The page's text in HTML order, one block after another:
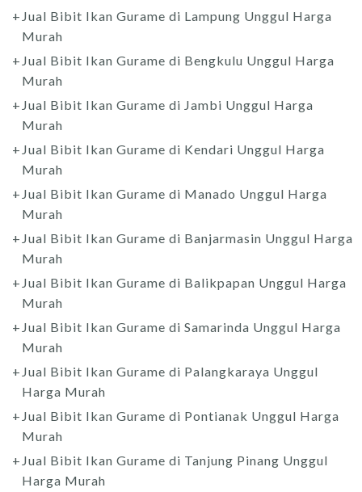
Jual Bibit Ikan Gurame di Lampung Unggul Harga
Murah
Jual Bibit Ikan Gurame di Bengkulu Unggul Harga
Murah
Jual Bibit Ikan Gurame di Jambi Unggul Harga
Murah
Jual Bibit Ikan Gurame di Kendari Unggul Harga
Murah
Jual Bibit Ikan Gurame di Manado Unggul Harga
Murah
Jual Bibit Ikan Gurame di Banjarmasin Unggul Harga
Murah
Jual Bibit Ikan Gurame di Balikpapan Unggul Harga
Murah
Jual Bibit Ikan Gurame di Samarinda Unggul Harga
Murah
Jual Bibit Ikan Gurame di Palangkaraya Unggul
Harga Murah
Jual Bibit Ikan Gurame di Pontianak Unggul Harga
Murah
Jual Bibit Ikan Gurame di Tanjung Pinang Unggul
Harga Murah